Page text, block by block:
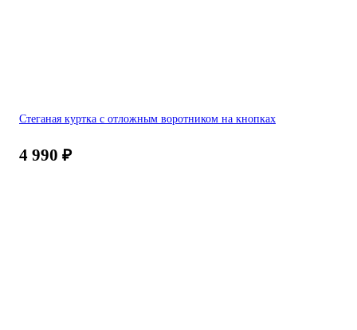
Стеганая куртка с отложным воротником на кнопках
4 990 ₽